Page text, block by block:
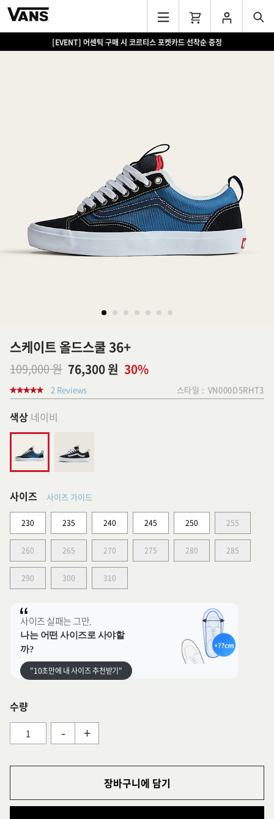
[EVENT] 어센틱 구매 시 코르티스 포켓카드 선착순 증정
스케이트 올드스쿨 36+
109,000 원 76,300 원 30%
2 Reviews 스타일 : VN000D5RHT3
색상 네이비
사이즈 사이즈 가이드
230 235 240 245 250 255
260 265 270 275 280 285
290 300 310
사이즈 실패는 그만.
나는 어떤 사이즈로 사야할
까?
"10초만에 내 사이즈 추천받기"
수량
- +
장바구니에 담기